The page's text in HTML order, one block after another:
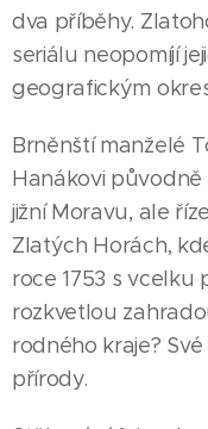
dva příběhy.
seriálu neopomíjí
geografickým
Brněnští manželé
Hanákovi původně
jižní Moravu, ale
Zlatých Horách,
roce 1753 s vcelku
rozkvetlou
rodného kraje?
přírody.